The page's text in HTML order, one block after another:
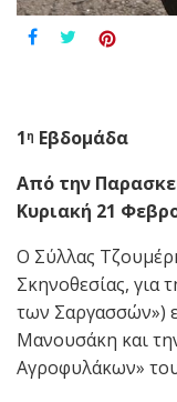
1 η Εβδομάδα
Από την
Κυριακή 21
Ο Σύλλας
Σκηνοθεσίας, για
των Σαργασσών»)
Μανουσάκη και
Αγροφυλάκων»